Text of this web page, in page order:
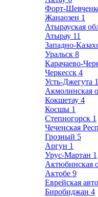
Форт-
Жанаозен 1
Атырауская
Атырау 11
Западно-
Уральск 8
Карачаево-
Черкесск 4
Усть-Джегута 1
Акмолинская
Кокшетау 4
Косшы 1
Степногорск 1
Чеченская
Грозный 5
Аргун 1
Урус-Мартан 1
Актюбинская
Актобе 9
Еврейская
Биробиджан 4